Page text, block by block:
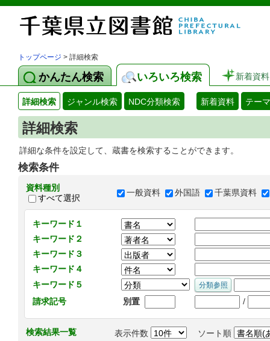
トップページ > 詳細検索
かんたん検索 いろいろ検索 新着資料
詳細検索 ジャンル検索 NDC分類検索 新着資料 テー
詳細検索
詳細な条件を設定して、蔵書を検索することができます。
検索条件
資料種別
すべて選択
一般資料 外国語 千葉県資料
キーワード１
キーワード２
キーワード３
キーワード４
キーワード５
請求記号
別置 /
検索結果一覧 表示件数 ソート順